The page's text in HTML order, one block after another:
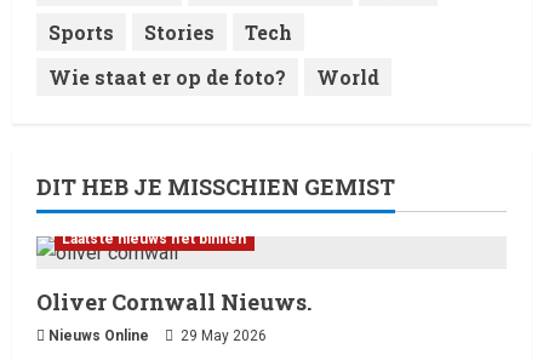
Sports
Stories
Tech
Wie staat er op de foto?
World
DIT HEB JE MISSCHIEN GEMIST
Laatste nieuws net binnen
Oliver Cornwall Nieuws.
Nieuws Online 29 May 2026